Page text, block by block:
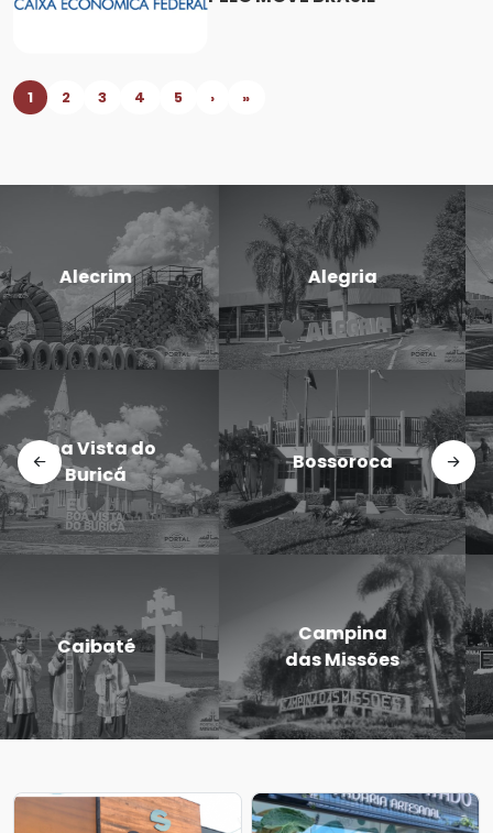
1 2 3 4 5 › »
Candido
Godói
Cerro Largo
Dezesseis de
Novembro
Doutor
Maurício
Cardoso
Entre-Ijuís
Eugênio de
Castro